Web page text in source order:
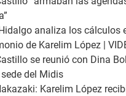
analiza los cálculos
de Karelim López |
se reunió con Dina
del Midis
Karelim López